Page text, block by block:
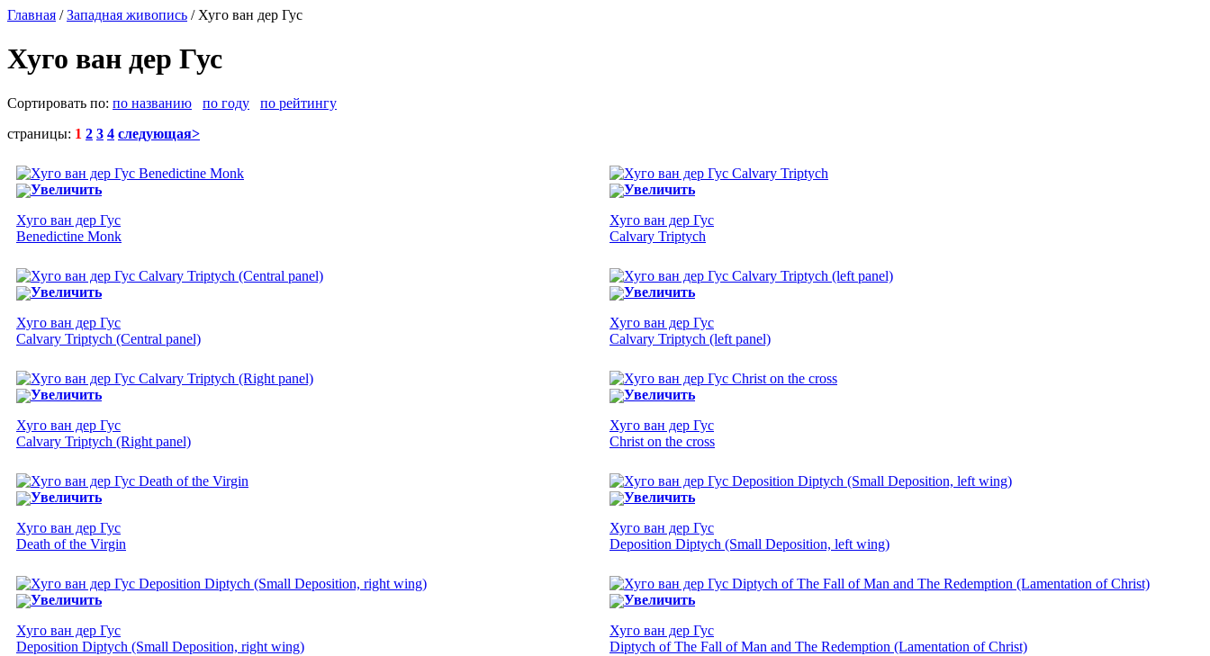
Главная /Западная живопись / Хуго ван дер Гус
Хуго ван дер Гус
Сортировать по: по названию по году
по рейтингу
страницы: 1 2 3 4 следующая>
Увеличить
Хуго ван дер Гус
Benedictine Monk
Увеличить
Хуго ван дер Гус
Calvary Triptych
Увеличить
Хуго ван дер Гус
Calvary Triptych (Central panel)
Увеличить
Хуго ван дер Гус
Calvary Triptych (left panel)
Увеличить
Хуго ван дер Гус
Calvary Triptych (Right panel)
Увеличить
Хуго ван дер Гус
Christ on the cross
Увеличить
Хуго ван дер Гус
Death of the Virgin
Увеличить
Хуго ван дер Гус
Deposition Diptych (Small Deposition, left wing)
Увеличить
Хуго ван дер Гус
Deposition Diptych (Small Deposition, right wing)
Увеличить
Хуго ван дер Гус
Diptych of The Fall of Man and The Redemption (Lamentation of Christ)